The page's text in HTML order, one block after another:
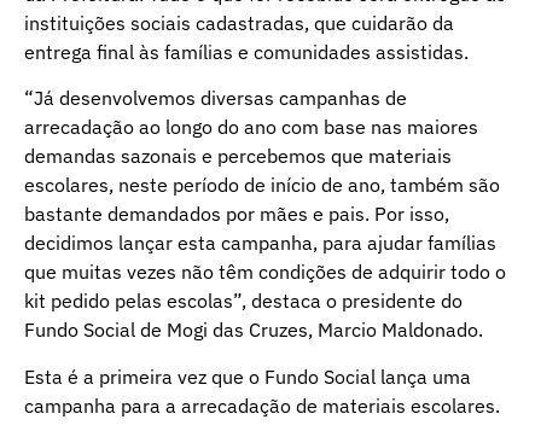
instituições sociais cadastradas, que cuidarão da
entrega final às famílias e comunidades assistidas.
“Já desenvolvemos diversas campanhas de
arrecadação ao longo do ano com base nas maiores
demandas sazonais e percebemos que materiais
escolares, neste período de início de ano, também são
bastante demandados por mães e pais. Por isso,
decidimos lançar esta campanha, para ajudar famílias
que muitas vezes não têm condições de adquirir todo o
kit pedido pelas escolas”, destaca o presidente do
Fundo Social de Mogi das Cruzes, Marcio Maldonado.
Esta é a primeira vez que o Fundo Social lança uma
campanha para a arrecadação de materiais escolares.